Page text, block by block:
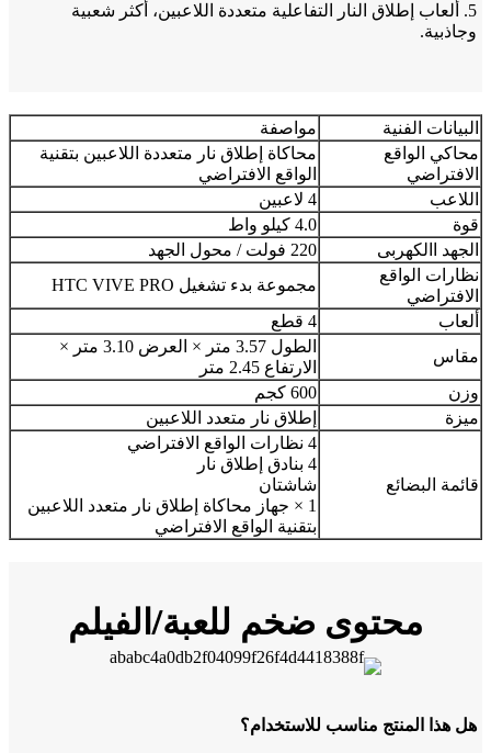
5. ألعاب إطلاق النار التفاعلية متعددة اللاعبين، أكثر شعبية
وجاذبية.
البيانات الفنية
مواصفة
محاكي الواقع
الافتراضي
محاكاة إطلاق نار متعددة اللاعبين بتقنية
الواقع الافتراضي
اللاعب
4 لاعبين
قوة
4.0 كيلو واط
الجهد االكهربى
220 فولت / محول الجهد
نظارات الواقع
الافتراضي
مجموعة بدء تشغيل HTC VIVE PRO
ألعاب
4 قطع
مقاس
الطول 3.57 متر × العرض 3.10 متر ×
الارتفاع 2.45 متر
وزن
600 كجم
ميزة
إطلاق نار متعدد اللاعبين
قائمة البضائع
4 نظارات الواقع الافتراضي
4 بنادق إطلاق نار
شاشتان
1 × جهاز محاكاة إطلاق نار متعدد اللاعبين
بتقنية الواقع الافتراضي
محتوى ضخم للعبة/الفيلم
هل هذا المنتج مناسب للاستخدام؟